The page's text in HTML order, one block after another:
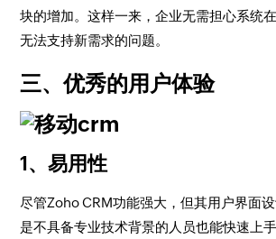
块的增加。这样一来，企业无需担心系统
无法支持新需求的问题。
三、优秀的用户体验
1、易用性
尽管Zoho CRM功能强大，但其用户界面
是不具备专业技术背景的人员也能快速上